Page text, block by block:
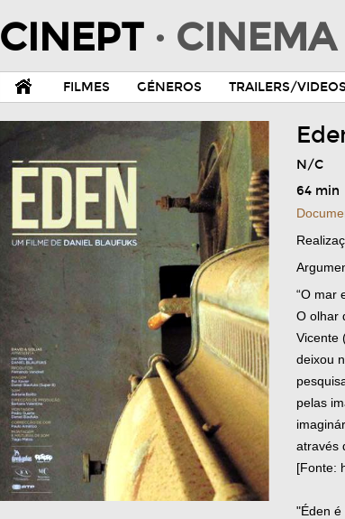
CINEPT ·
FILMES GÉNEROS TRAILERS/VIDEOS
N/C
64 min
“O mar
O olhar
Vicente
deixou
pelas
através
[Fonte:
"Éden é